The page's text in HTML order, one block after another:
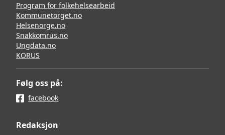
Program for folkehelsearbeid
Kommunetorget.no
Helsenorge.no
Snakkomrus.no
Ungdata.no
KORUS
Følg oss på:
facebook
Redaksjon